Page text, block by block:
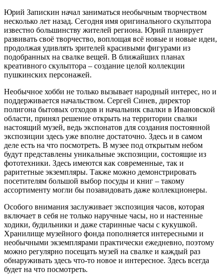
Юрий Запискин начал заниматься необычным творчеством
несколько лет назад. Сегодня имя оригинального скульптора
известно большинству жителей региона. Юрий планирует
развивать своё творчество, воплощая всё новые и новые идеи,
продолжая удивлять зрителей красивыми фигурами из
подобранных на свалке вещей. В ближайших планах
креативного скульптора – создание целой коллекции
пушкинских персонажей.
Необычное хобби не только вызывает народный интерес, но и
поддерживается начальством. Сергей Синев, директор
полигона бытовых отходов и начальник свалки в Ивановской
области, принял решение открыть на территории свалки
настоящий музей, ведь экспонатов для создания постоянной
экспозиции здесь уже вполне достаточно. Здесь и в самом
деле есть на что посмотреть. В музее под открытым небом
будут представлены уникальные экспозиции, состоящие из
фототехники. Здесь имеются как современные, так и
раритетные экземпляры. Также можно демонстрировать
посетителям большой выбор посуды и книг – такому
ассортименту могли бы позавидовать даже коллекционеры.
Особого внимания заслуживает экспозиция часов, которая
включает в себя не только наручные часы, но и настенные
ходики, будильники и даже старинные часы с кукушкой.
Хранилище музейного фонда пополняется интересными и
необычными экземплярами практически ежедневно, поэтому
можно регулярно посещать музей на свалке и каждый раз
обнаруживать здесь что-то новое и интересное. Здесь всегда
будет на что посмотреть.